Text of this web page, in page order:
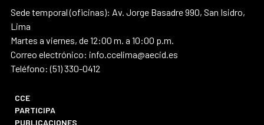
Sede temporal (oficinas): Av. Jorge Basadre 990, San Isidro,
Lima
Martes a viernes, de 12:00 m. a 10:00 p.m.
Correo electrónico: info.ccelima@aecid.es
Teléfono: (51) 330-0412
CCE
PARTICIPA
PUBLICACIONES